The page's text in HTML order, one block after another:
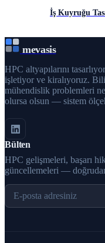
İş Kuyruğu
mevasis
HPC altyapılarını
işletiyor ve kiralıyoruz.
mühendislik problemleri
olursa olsun — sistem
Bülten
HPC gelişmeleri, başarı
güncellemeleri —